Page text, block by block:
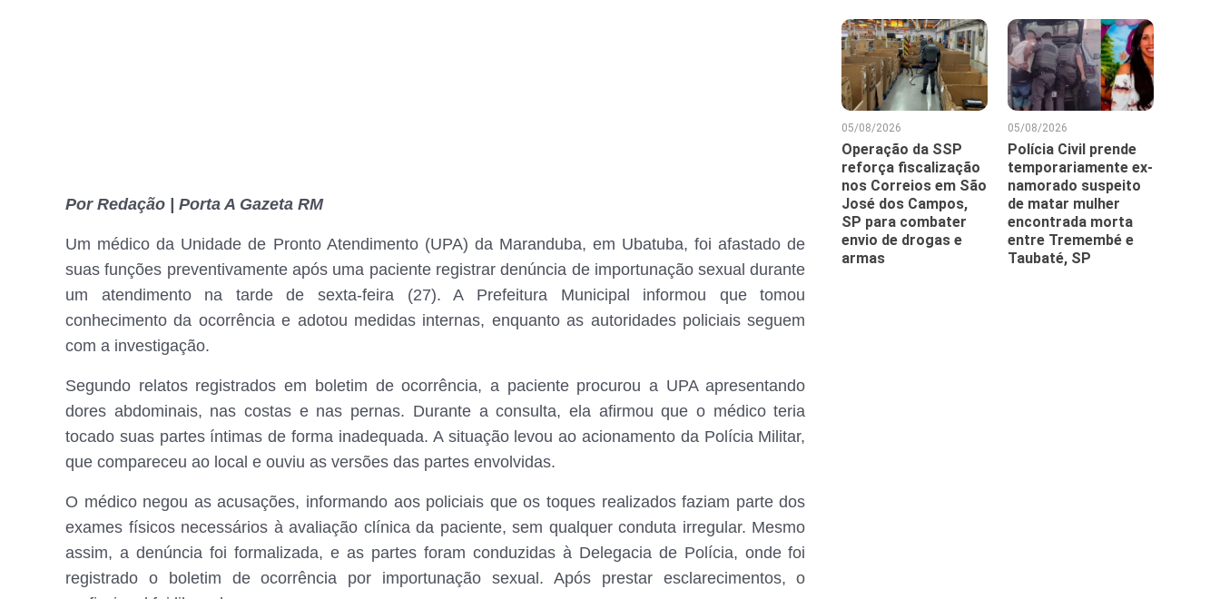
Por Redação | Porta A Gazeta RM
Um médico da Unidade de Pronto Atendimento (UPA) da Maranduba, em Ubatuba, foi afastado de
suas funções preventivamente após uma paciente registrar denúncia de importunação sexual durante
um atendimento na tarde de sexta-feira (27). A Prefeitura Municipal informou que tomou
conhecimento da ocorrência e adotou medidas internas, enquanto as autoridades policiais seguem
com a investigação.
Segundo relatos registrados em boletim de ocorrência, a paciente procurou a UPA apresentando
dores abdominais, nas costas e nas pernas. Durante a consulta, ela afirmou que o médico teria
tocado suas partes íntimas de forma inadequada. A situação levou ao acionamento da Polícia Militar,
que compareceu ao local e ouviu as versões das partes envolvidas.
O médico negou as acusações, informando aos policiais que os toques realizados faziam parte dos
exames físicos necessários à avaliação clínica da paciente, sem qualquer conduta irregular. Mesmo
assim, a denúncia foi formalizada, e as partes foram conduzidas à Delegacia de Polícia, onde foi
registrado o boletim de ocorrência por importunação sexual. Após prestar esclarecimentos, o
05/08/2026
Operação da SSP
reforça fiscalização
nos Correios em São
José dos Campos,
SP para combater
envio de drogas e
armas
05/08/2026
Polícia Civil prende
temporariamente ex-
namorado suspeito
de matar mulher
encontrada morta
entre Tremembé e
Taubaté, SP